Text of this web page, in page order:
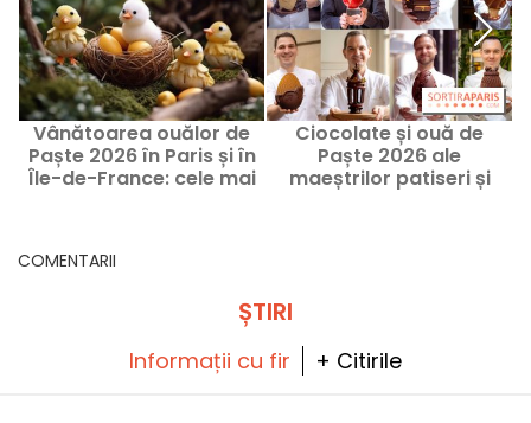
Vânătoarea ouălor de
Paște 2026 în Paris și în
Île-de-France: cele mai
Ciocolate și ouă de
Paște 2026 ale
maeștrilor patiseri și
COMENTARII
ȘTIRI
Informații cu fir + Citirile